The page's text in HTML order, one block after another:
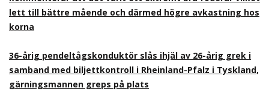
lett till bättre mående och därmed högre avkastning hos
korna
36-årig pendeltågskonduktör slås ihjäl av 26-årig grek i
samband med biljettkontroll i Rheinland-Pfalz i Tyskland,
gärningsmannen greps på plats